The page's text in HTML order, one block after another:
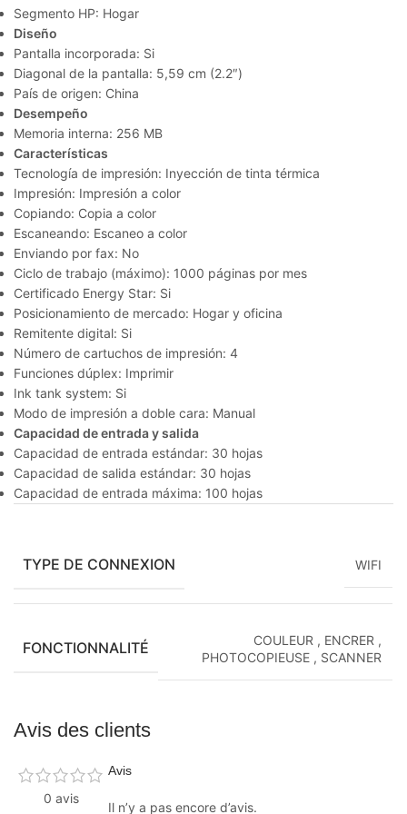
Segmento HP: Hogar
Diseño
Pantalla incorporada: Si
Diagonal de la pantalla: 5,59 cm (2.2″)
País de origen: China
Desempeño
Memoria interna: 256 MB
Características
Tecnología de impresión: Inyección de tinta térmica
Impresión: Impresión a color
Copiando: Copia a color
Escaneando: Escaneo a color
Enviando por fax: No
Ciclo de trabajo (máximo): 1000 páginas por mes
Certificado Energy Star: Si
Posicionamiento de mercado: Hogar y oficina
Remitente digital: Si
Número de cartuchos de impresión: 4
Funciones dúplex: Imprimir
Ink tank system: Si
Modo de impresión a doble cara: Manual
Capacidad de entrada y salida
Capacidad de entrada estándar: 30 hojas
Capacidad de salida estándar: 30 hojas
Capacidad de entrada máxima: 100 hojas
TYPE DE CONNEXION WIFI
FONCTIONNALITÉ COULEUR , ENCRER ,
PHOTOCOPIEUSE , SCANNER
Avis des clients
0 avis
Avis
Il n’y a pas encore d’avis.